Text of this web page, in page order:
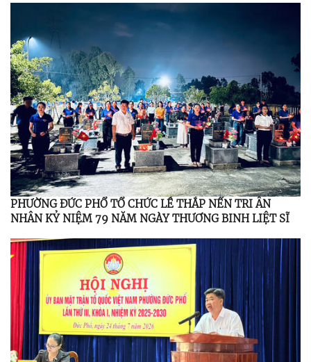
PHƯỜNG ĐỨC PHỔ TỔ CHỨC LỄ THẮP NẾN TRI ÂN
NHÂN KỶ NIỆM 79 NĂM NGÀY THƯƠNG BINH LIỆT SĨ